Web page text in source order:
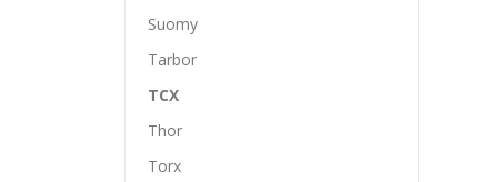
Suomy
Tarbor
TCX
Thor
Torx